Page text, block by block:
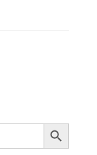
Search Button